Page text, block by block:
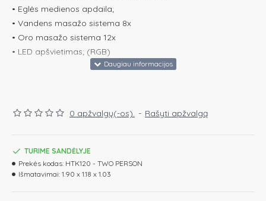
• Eglės medienos apdaila;
• Vandens masažo sistema 8x
• Oro masažo sistema 12x
• LED apšvietimas; (RGB)
0 apžvalgų(-os). - Rašyti apžvalgą
TURIME SANDĖLYJE
Prekės kodas: HTK120 - TWO PERSON
Išmatavimai: 1.90 x 1.18 x 1.03